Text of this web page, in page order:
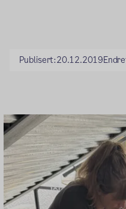
Publisert:20.12.2019